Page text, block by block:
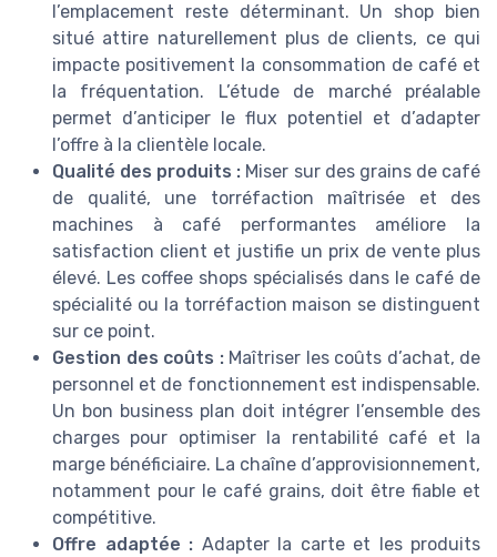
l’emplacement reste déterminant. Un shop bien
situé attire naturellement plus de clients, ce qui
impacte positivement la consommation de café et
la fréquentation. L’étude de marché préalable
permet d’anticiper le flux potentiel et d’adapter
l’offre à la clientèle locale.
Qualité des produits : Miser sur des grains de café
de qualité, une torréfaction maîtrisée et des
machines à café performantes améliore la
satisfaction client et justifie un prix de vente plus
élevé. Les coffee shops spécialisés dans le café de
spécialité ou la torréfaction maison se distinguent
sur ce point.
Gestion des coûts :Maîtriser les coûts d’achat, de
personnel et de fonctionnement est indispensable.
Un bon business plan doit intégrer l’ensemble des
charges pour optimiser la rentabilité café et la
marge bénéficiaire. La chaîne d’approvisionnement,
notamment pour le café grains, doit être fiable et
compétitive.
Offre adaptée : Adapter la carte et les produits